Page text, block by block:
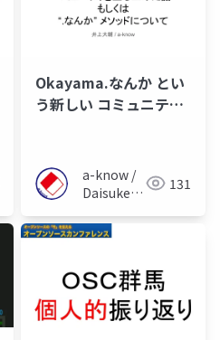
Okayama.なんか とい
う新しい コミュニティ
についてa-know /
Daisuke
131